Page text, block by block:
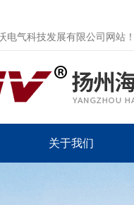
电气科技发展有限公司网站！
关于我们